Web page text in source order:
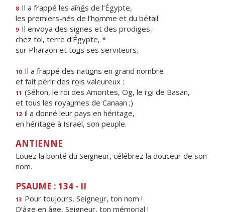
8 Il a frappé les aînés de l’Égypte,
les premiers-nés de l’homme et du bétail.
9 Il envoya des signes et des prodiges,
chez toi, terre d’Égypte, *
sur Pharaon et tous ses serviteurs.
10 Il a frappé des nations en grand nombre
et fait périr des rois valeureux :
11 (Séhon, le roi des Amorites, Og, le roi de Basan,
et tous les royaumes de Canaan ;)
12 il a donné leur pays en héritage,
en héritage à Israël, son peuple.
ANTIENNE
Louez la bonté du Seigneur, célébrez la douceur de son
nom.
PSAUME : 134 - II
13 Pour toujours, Seigneur, ton nom !
D’âge en âge, Seigneur, ton mémorial !